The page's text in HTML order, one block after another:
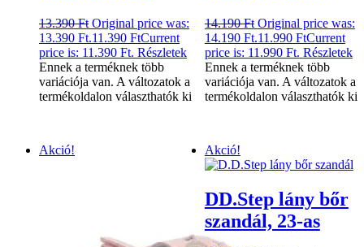
13.390Ft Original price was:
13.390 Ft.11.390 FtCurrent
price is: 11.390 Ft. Részletek
Ennek a terméknek több
variációja van. A változatok a
termékoldalon választhatók ki
14.190Ft Original price was:
14.190 Ft.11.990 FtCurrent
price is: 11.990 Ft. Részletek
Ennek a terméknek több
variációja van. A változatok a
termékoldalon választhatók ki
Akció! Akció!
DD.Step lány bőr
szandál, 23-as